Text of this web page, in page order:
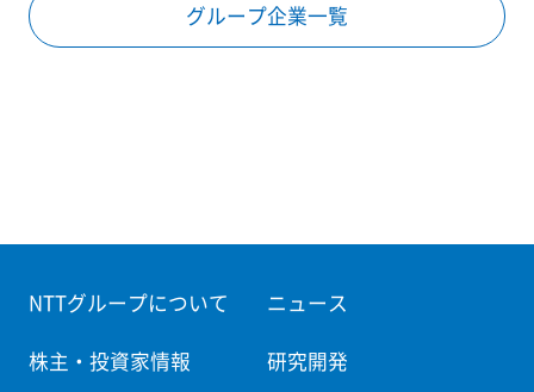
グループ企業一覧
NTTグループについて ニュース
株主・投資家情報 研究開発